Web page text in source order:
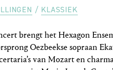
KLASSIEK
brengt het Hexagon
Oezbeekse sopraan
van Mozart en